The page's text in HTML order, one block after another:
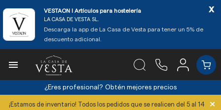
VESTAON l Artículos para hostelería
LA CASA DE VESTA SL.
Descarga la app de La Casa de Vesta para tener un 5% de
descuento adicional.
x

¿Eres profesional? Obtén mejores precios
¡Estamos de inventario! Todos los pedidos que se realicen del 5 al 14
×